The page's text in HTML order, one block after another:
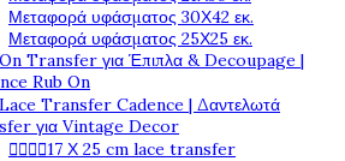
Μεταφορά υφάσματος 30Χ42 εκ.
Μεταφορά υφάσματος 25Χ25 εκ.
Transfer για Έπιπλα & Decoupage |
Rub On
Lace Transfer Cadence | Δαντελωτά
για Vintage Decor
17 Χ 25 cm lace transfer